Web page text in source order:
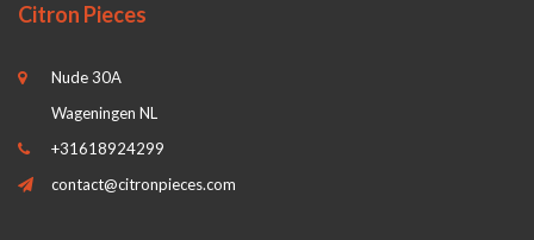
Citron Pieces
Nude 30A
Wageningen NL
+31618924299
contact@citronpieces.com